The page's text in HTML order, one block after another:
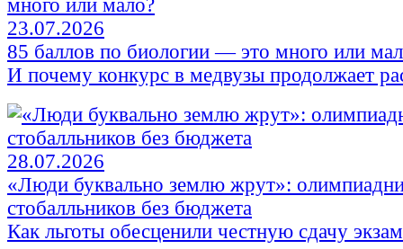
23.07.2026
85 баллов по биологии — это много или
И почему конкурс в медвузы продолжает
28.07.2026
«Люди буквально землю жрут»:
стобалльников без бюджета
Как льготы обесценили честную сдачу